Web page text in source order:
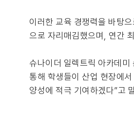
이러한 교육 경쟁력을 바탕
으로 자리매김했으며, 연간
슈나이더 일렉트릭 아카데미
통해 학생들이 산업 현장에
양성에 적극 기여하겠다”고